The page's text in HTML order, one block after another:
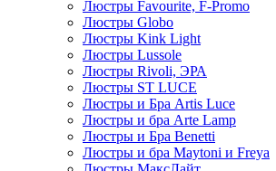
Люстры Favourite, F-Promo
Люстры Globo
Люстры Kink Light
Люстры Lussole
Люстры Rivoli, ЭРА
Люстры ST LUCE
Люстры и Бра Artis Luce
Люстры и бра Arte Lamp
Люстры и Бра Benetti
Люстры и бра Maytoni и Freya